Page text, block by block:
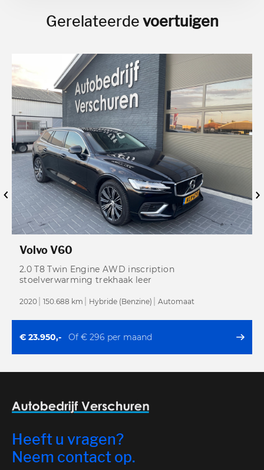
Gerelateerde voertuigen
Volvo V60
2.0 T8 Twin Engine AWD inscription
stoelverwarming trekhaak leer
2020 150.688 km Hybride (Benzine) Automaat
€ 23.950,- Of € 296 per maand
Heeft u vragen?
Neem contact op.